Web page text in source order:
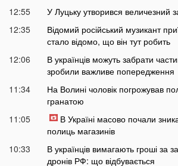
12:55
У Луцьку утворився величезний
12:35
Відомий російський музикант
стало відомо, що він тут робить
12:06
В українців можуть забрати
зробили важливе попередження
11:34
На Волині чоловік погрожував
гранатою
11:05
В Україні масово почали
полиць магазинів
10:33
В українців вимагають гроші за
дронів РФ: що відбувається